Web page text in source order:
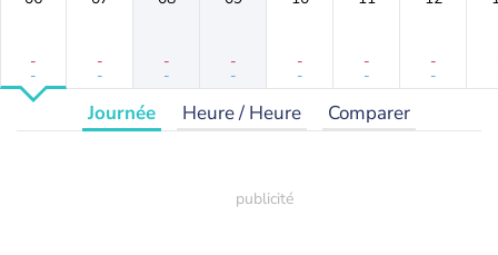
-
-
-
-
-
-
-
-
-
-
-
-
-
-
Journée Heure / Heure Comparer